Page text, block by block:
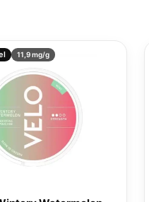
11,9 mg/g